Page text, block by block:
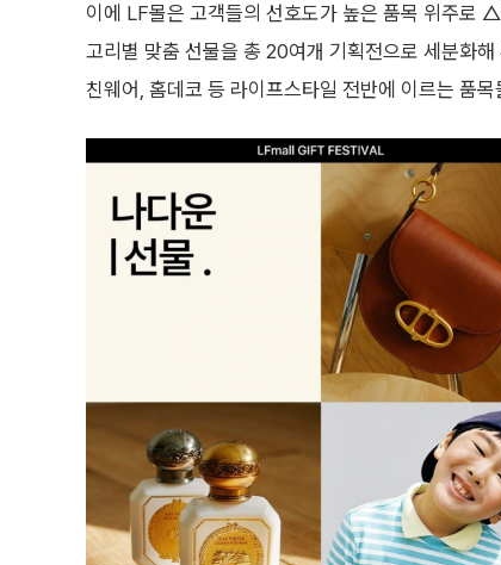
이에 LF몰은 고객들의 선호도가 높은 품목 위주로
고리별 맞춤 선물을 총 20여개 기획전으로 세분화
친웨어, 홈데코 등 라이프스타일 전반에 이르는 품